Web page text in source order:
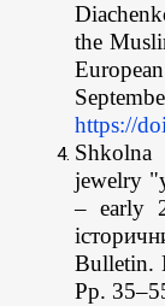
the
https://
jewelry
– early
Bulletin.
Pp.